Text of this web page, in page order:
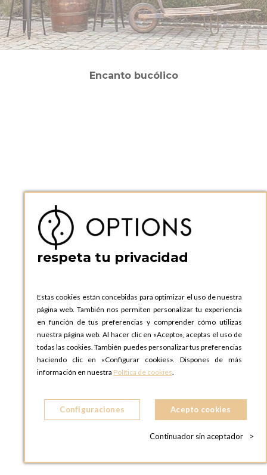
Encanto bucólico
Devolución de vajilla sin lavar
NOSOTROS LAVAMOS LOS PLATOS
A LAS 19 ZONAS EN LAS QUE ESTAMOS PRESENTES
respeta tu privacidad
Estas cookies están concebidas para optimizar el uso de nuestra
página web. También nos permiten personalizar tu experiencia
en función de tus preferencias y comprender cómo utilizas
nuestra página web. Al hacer clic en «Acepto», aceptas el uso de
todas las cookies. También puedes personalizar tus preferencias
haciendo clic en «Configurar cookies». Dispones de más
información en nuestra Política de cookies.
Configuraciones Acepto cookies
Continuador sin aceptador >